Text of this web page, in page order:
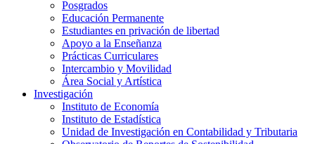
Posgrados
Educación Permanente
Estudiantes en privación de libertad
Apoyo a la Enseñanza
Prácticas Curriculares
Intercambio y Movilidad
Área Social y Artística
Investigación
Instituto de Economía
Instituto de Estadística
Unidad de Investigación en Contabilidad y Tributaria